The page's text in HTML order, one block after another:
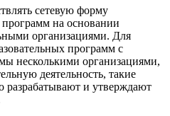
сетевую форму
программ на основании
организациями. Для
программ с
несколькими организациями,
деятельность, такие
разрабатывают и утверждают